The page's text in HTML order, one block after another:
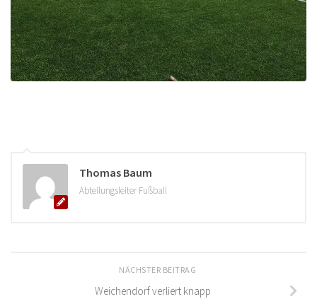
Thomas Baum
Abteilungsleiter Fußball
NÄCHSTER BEITRAG
Weichendorf verliert knapp